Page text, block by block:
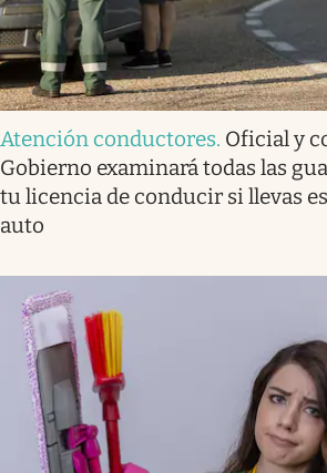
Atención conductores. Oficial y
Gobierno examinará todas las
tu licencia de conducir si llevas
auto